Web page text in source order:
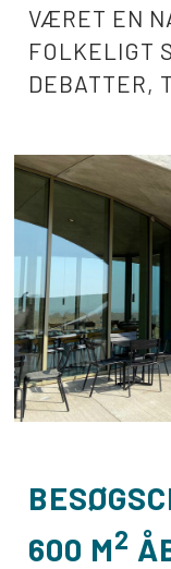
VÆRET EN
FOLKELIGT
DEBATTER,
600 M2